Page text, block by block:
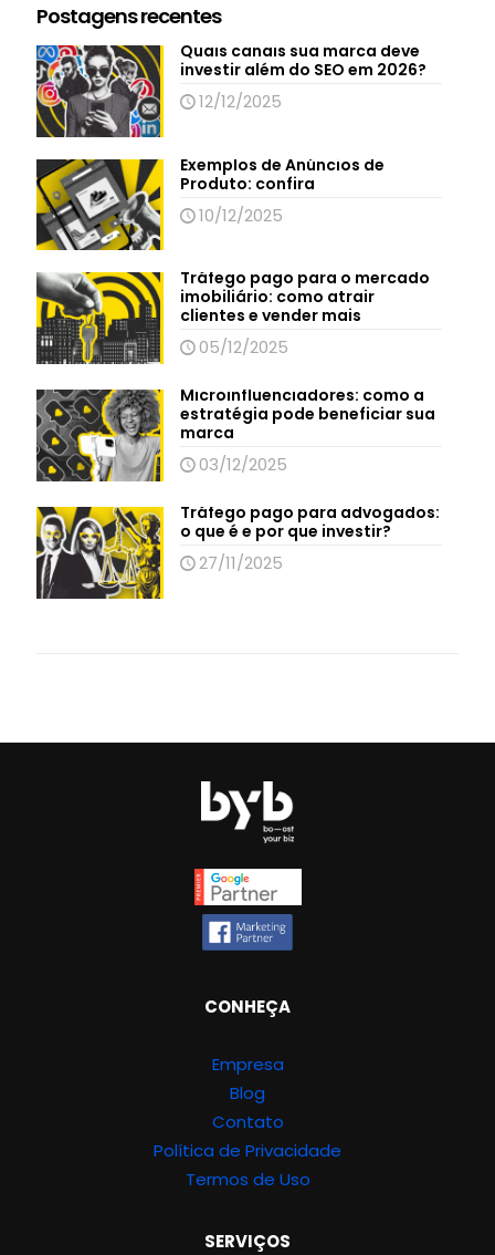
Postagens recentes
Quais canais sua marca deve
investir além do SEO em 2026?
12/12/2025
Exemplos de Anúncios de
Produto: confira
10/12/2025
Tráfego pago para o mercado
imobiliário: como atrair
clientes e vender mais
05/12/2025
Microinfluenciadores: como a
estratégia pode beneficiar sua
marca
03/12/2025
Tráfego pago para advogados:
o que é e por que investir?
27/11/2025
CONHEÇA
Empresa
Blog
Contato
Política de Privacidade
Termos de Uso
SERVIÇOS